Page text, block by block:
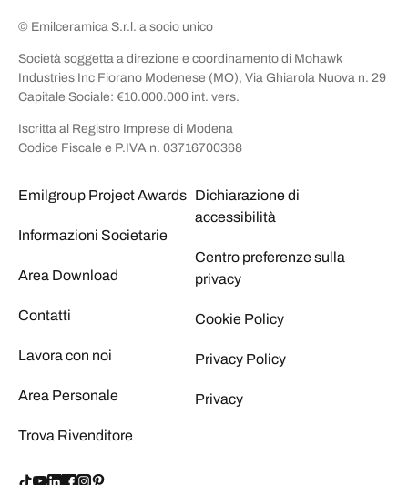
© Emilceramica S.r.l. a socio unico
Società soggetta a direzione e coordinamento di Mohawk
Industries Inc Fiorano Modenese (MO), Via Ghiarola Nuova n. 29
Capitale Sociale: €10.000.000 int. vers.
Iscritta al Registro Imprese di Modena
Codice Fiscale e P.IVA n. 03716700368
Emilgroup Project Awards
Informazioni Societarie
Area Download
Contatti
Lavora con noi
Area Personale
Trova Rivenditore
Dichiarazione di
accessibilità
Centro preferenze sulla
privacy
Cookie Policy
Privacy Policy
Privacy